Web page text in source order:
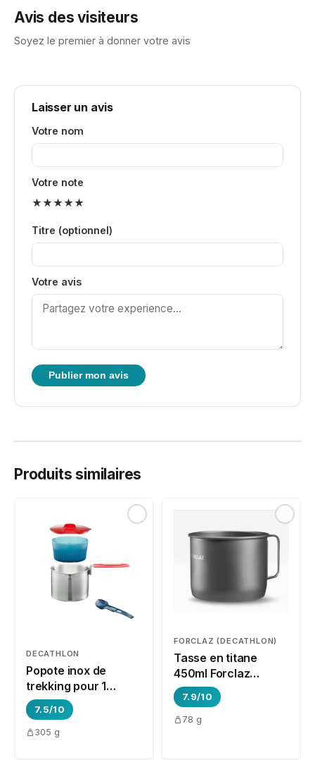
Avis des visiteurs
Soyez le premier à donner votre avis
Laisser un avis
Votre nom
Votre note
★★★★★
Titre (optionnel)
Votre avis
Publier mon avis
Produits similaires
DECATHLON
Popote inox de
trekking pour 1
personne Forclaz
MT500
7.5/10
305 g
FORCLAZ (DECATHLON)
Tasse en titane
450ml Forclaz
MT500
7.9/10
78 g